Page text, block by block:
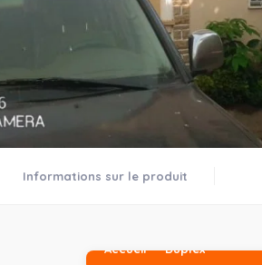
Informations sur le produit
Accueil Duplex